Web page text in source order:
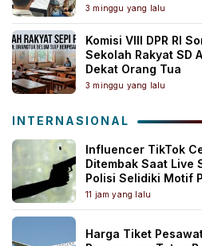
3 minggu yang lalu
Komisi VIII DPR RI
Sekolah Rakyat SD
Dekat Orang Tua
3 minggu yang lalu
INTERNASIONAL
Influencer TikTok
Ditembak Saat Live
Polisi Selidiki Motif
11 jam yang lalu
Harga Tiket